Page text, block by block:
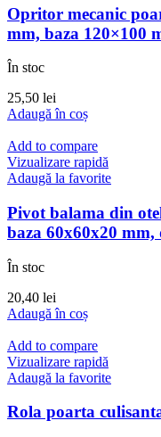
Opritor mecanic
mm, baza 120×100
În stoc
25,50 lei
Adaugă în coș
Add to compare
Vizualizare rapidă
Adaugă la favorite
Pivot balama din
baza 60x60x20
În stoc
20,40 lei
Adaugă în coș
Add to compare
Vizualizare rapidă
Adaugă la favorite
Rola poarta